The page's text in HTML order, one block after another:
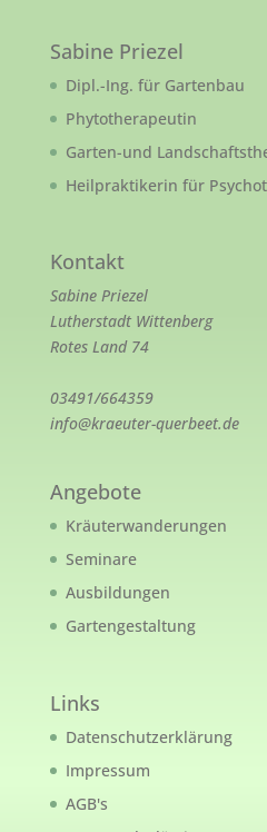
Sabine Priezel
Dipl.-Ing. für Gartenbau
Phytotherapeutin
Garten-und
Heilpraktikerin für
Kontakt
Sabine Priezel
Lutherstadt Wittenberg
Rotes Land 74
03491/664359
info@kraeuter-querbeet.de
Angebote
Kräuterwanderungen
Seminare
Ausbildungen
Gartengestaltung
Links
Datenschutzerklärung
Impressum
AGB's